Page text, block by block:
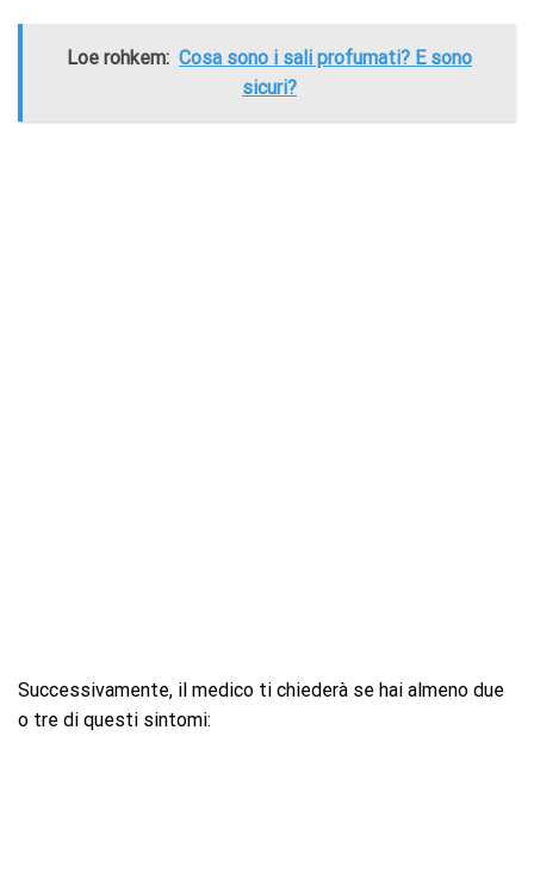
Loe rohkem: Cosa sono i sali profumati? E sono
sicuri?
Successivamente, il medico ti chiederà se hai almeno due
o tre di questi sintomi: